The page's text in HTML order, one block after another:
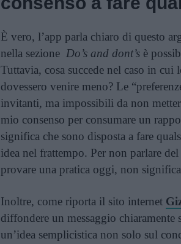
È vero, l’app parla chiaro di questo
nella sezione Do’s and dont’s è
Tuttavia, cosa succede nel caso in cui
dovessero venire meno? Le
invitanti, ma impossibili da non
mio consenso per consumare un
significa che sono disposta a fare
idea nel frattempo. Per non parlare
provare una pratica oggi, non
Inoltre, come riporta il sito internet
diffondere un messaggio chiaramente
un’idea semplicistica non solo sul